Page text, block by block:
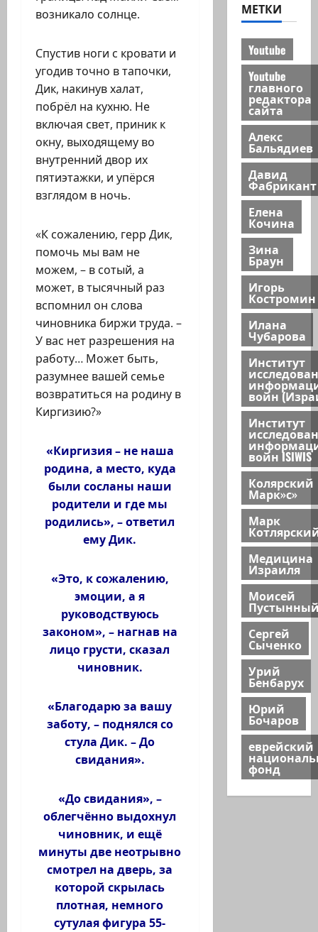
возникало солнце.
Спустив ноги с кровати и
угодив точно в тапочки,
Дик, накинув халат,
побрёл на кухню. Не
включая свет, приник к
окну, выходящему во
внутренний двор их
пятиэтажки, и упёрся
взглядом в ночь.
«К сожалению, герр Дик,
помочь мы вам не
можем, – в сотый, а
может, в тысячный раз
вспомнил он слова
чиновника биржи труда. –
У вас нет разрешения на
работу… Может быть,
разумнее вашей семье
возвратиться на родину в
Киргизию?»
«Киргизия – не наша
родина, а место, куда
были сосланы наши
родители и где мы
родились», – ответил
ему Дик.
«Это, к сожалению,
эмоции, а я
руководствуюсь
законом», – нагнав на
лицо грусти, сказал
чиновник.
«Благодарю за вашу
заботу, – поднялся со
стула Дик. – До
свидания».
«До свидания», –
облегчённо выдохнул
чиновник, и ещё
минуты две неотрывно
смотрел на дверь, за
которой скрылась
плотная, немного
сутулая фигура 55-
МЕТКИ
Youtube
Youtube
главного
редактора
сайта
Алекс
Бальядиев
Давид
Фабрикант
Елена
Кочина
Зина
Браун
Игорь
Костромин
Илана
Чубарова
Институт
войн
Институт
войн ISIWIS
Колярский
Марк»с»
Марк
Медицина
Израиля
Моисей
Сергей
Сыченко
Урий
Бенбарух
Юрий
Бочаров
еврейский
фонд